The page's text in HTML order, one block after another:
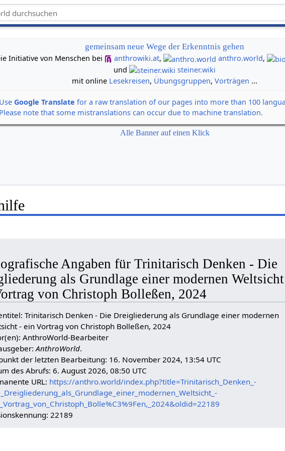
gemeinsam neue Wege der Erkenntnis gehen
Initiative von Menschen bei
anthrowiki.at, anthro.world,
und
steiner.wiki
mit online Lesekreisen, Übungsgruppen,Vorträgen ...
UseGoogle Translate for a raw translation of our pages into more than 100
Please note that some mistranslations can occur due to machine translation.
Alle Banner auf einen Klick
Angaben für Trinitarisch Denken - Die
als Grundlage einer modernen
von Christoph Bolleßen, 2024
Trinitarisch Denken - Die Dreigliederung als Grundlage einer modernen
- ein Vortrag von Christoph Bolleßen, 2024
AnthroWorld-Bearbeiter
AnthroWorld.
der letzten Bearbeitung: 16. November 2024, 13:54 UTC
des Abrufs: 6. August 2026, 08:50 UTC
URL: https://anthro.world/index.php?title=Trinitarisch_Denken_-
22189